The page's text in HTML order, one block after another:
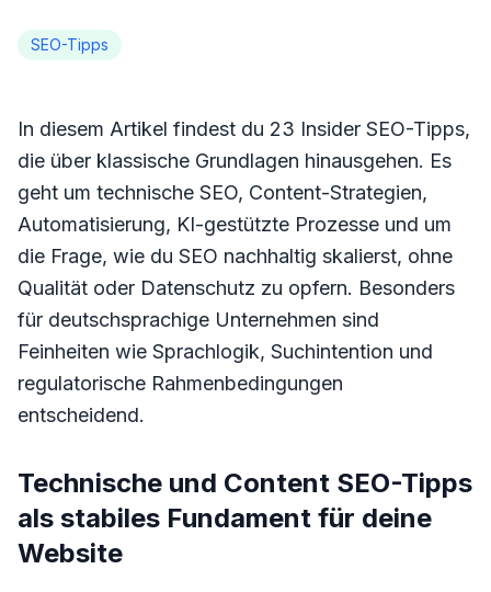
SEO-Tipps
In diesem Artikel findest du 23 Insider SEO-Tipps,
die über klassische Grundlagen hinausgehen. Es
geht um technische SEO, Content-Strategien,
Automatisierung, KI-gestützte Prozesse und um
die Frage, wie du SEO nachhaltig skalierst, ohne
Qualität oder Datenschutz zu opfern. Besonders
für deutschsprachige Unternehmen sind
Feinheiten wie Sprachlogik, Suchintention und
regulatorische Rahmenbedingungen
entscheidend.
Technische und Content SEO-Tipps
als stabiles Fundament für deine
Website